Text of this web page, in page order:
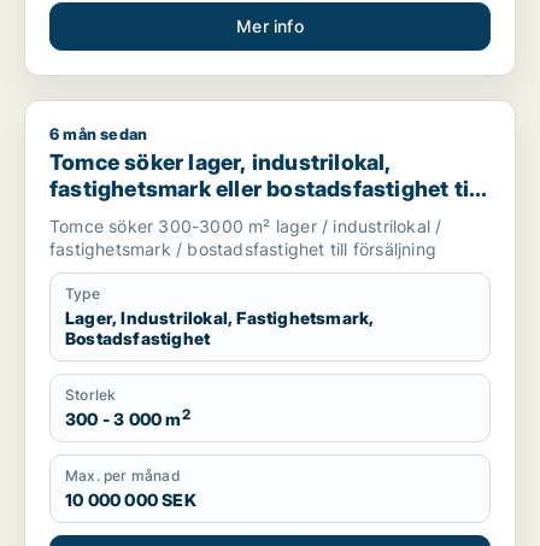
Mer info
Tomce söker lager, industrilokal, fastighetsmark eller
6 mån sedan
Tomce söker lager, industrilokal,
fastighetsmark eller bostadsfastighet till
salu i Staffanstorp, Burlöv eller Vellinge
m.fl.
Tomce söker 300-3000 m² lager / industrilokal /
fastighetsmark / bostadsfastighet till försäljning
Type
Lager, Industrilokal, Fastighetsmark,
Bostadsfastighet
Storlek
300 - 3 000 m2
Max. per månad
10 000 000 SEK